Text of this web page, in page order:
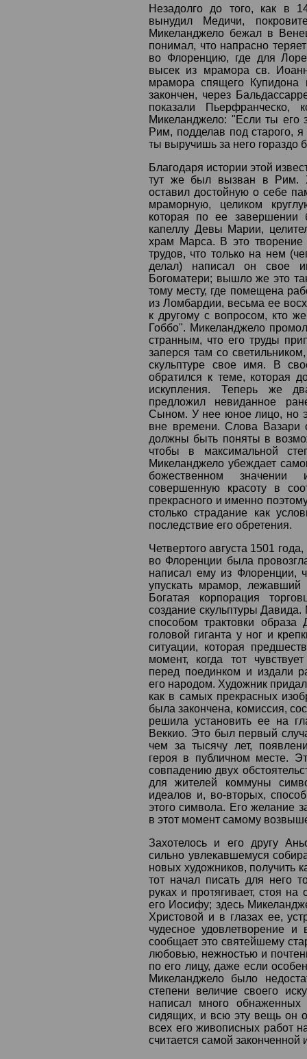
Незадолго до того, как в
вынудил Медичи,
Микеланджело бежал в
понимал, что напрасно
во Флоренцию, где для
высек из мрамора св.
мрамора спящего Купидона
закончен, через
показали Пьерфранческо,
Микеланджело: "Если ты
Рим, подделав под старого,
ты выручишь за него гораздо
Благодаря истории этой
тут же был вызван в Рим.
оставил достойную о себе
мраморную, целиком
которая по ее
капеллу Девы Марии,
храм Марса. В это
трудов, что только на нем
делал) написал он свое
Богоматери; вышло же это
тому месту, где помещена
из Ломбардии, весьма ее
к другому с вопросом, кто
Гоббо". Микеланджело
странным, что его труды
заперся там со
скульптуре свое имя. В
обратился к теме, которая
искупления. Теперь же
предложил невиданное
Сыном. У нее юное лицо, но
вне времени. Слова Вазари
должны быть поняты в
чтобы в максимальной
Микеланджело убеждает
божественном
совершенную красоту в
прекрасного и именно
столько страдание как
последствие его обретения.
Четвертого августа 1501
во Флоренции была
написал ему из Флоренции,
упускать мрамор, лежавший
Богатая корпорация
создание скульптуры
способом трактовки
головой гиганта у ног и
ситуации, которая
момент, когда тот
перед поединком и издали
его народом. Художник
как в самых прекрасных
была закончена, комиссия,
решила установить ее на
Веккио. Это был первый
чем за тысячу лет,
героя в публичном месте.
совпадению двух
для жителей коммуны
идеалов и, во-вторых,
этого символа. Его желание
в этот момент самому
Захотелось и его другу
сильно увлекавшемуся
новых художников, получить
тот начал писать для него
руках и протягивает, стоя
его Иосифу; здесь
Христовой и в глазах ее,
чудесное удовлетворение
сообщает это святейшему
любовью, нежностью и
по его лицу, даже если
Микеланджело было
степени величие своего
написал много
сидящих, и всю эту вещь он
всех его живописных работ
считается самой законченной